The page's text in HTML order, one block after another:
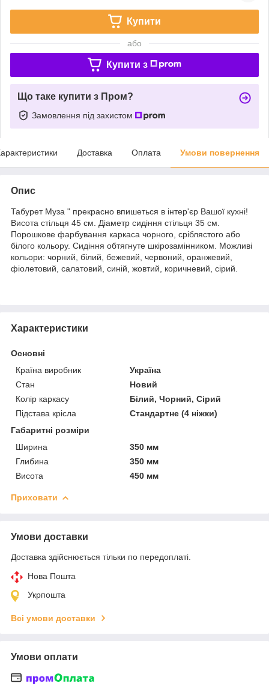
Купити
або
Купити з
Що таке купити з Пром?
Замовлення під захистом
Доставка Оплата Умови повернення
Опис
Табурет Муза " прекрасно впишеться в інтер'єр Вашої кухні!
Висота стільця 45 см. Діаметр сидіння стільця 35 см.
Порошкове фарбування каркаса чорного, сріблястого або
білого кольору. Сидіння обтягнуте шкірозамінником. Можливі
кольори: чорний, білий, бежевий, червоний, оранжевий,
фіолетовий, салатовий, синій, жовтий, коричневий, сірий.
Характеристики
Основні
Країна виробник
Україна
Стан
Новий
Колір каркасу
Білий, Чорний, Сірий
Підстава крісла
Стандартне (4 ніжки)
Габаритні розміри
Ширина
350 мм
Глибина
350 мм
Висота
450 мм
Приховати
Умови доставки
Доставка здійснюється тільки по передоплаті.
Нова Пошта
Укрпошта
Всі умови доставки
Умови оплати